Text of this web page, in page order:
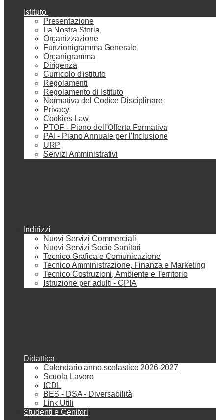
Istituto
Presentazione
La Nostra Storia
Organizzazione
Funzionigramma Generale
Organigramma
Dirigenza
Curricolo d'istituto
Regolamenti
Regolamento di Istituto
Normativa del Codice Disciplinare
Privacy
Cookies Law
PTOF - Piano dell'Offerta Formativa
PAI - Piano Annuale per l'Inclusione
URP
Servizi Amministrativi
Indirizzi
Nuovi Servizi Commerciali
Nuovi Servizi Socio Sanitari
Tecnico Grafica e Comunicazione
Tecnico Amministrazione, Finanza e Marketing
Tecnico Costruzioni, Ambiente e Territorio
Istruzione per adulti - CPIA
Didattica
Calendario anno scolastico 2026-2027
Scuola Lavoro
ICDL
BES - DSA - Diversabilità
Link Utili
Studenti e Genitori